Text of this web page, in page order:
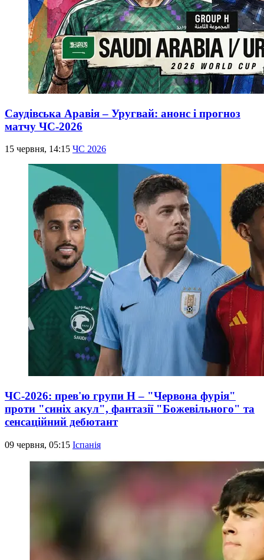
Саудівська Аравія – Уругвай: анонс і прогноз
матчу ЧС-2026
15 червня, 14:15 ЧС 2026
ЧС-2026: прев'ю групи Н – "Червона фурія"
проти "синіх акул", фантазії "Божевільного" та
сенсаційний дебютант
09 червня, 05:15 Іспанія